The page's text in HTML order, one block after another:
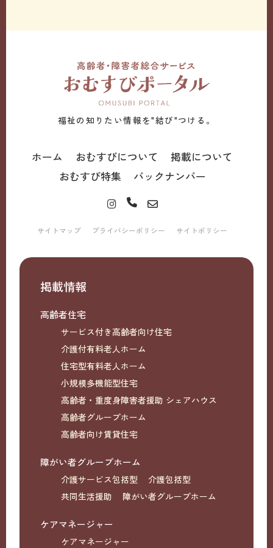
福祉の知りたい情報を"結び"つける。
ホーム おむすびについて
掲載について
おむすび特集
バックナンバー
サイトマップ プライバシーポリシー サイトポリシー
掲載情報
高齢者住宅
サービス付き高齢者向け住宅
介護付有料老人ホーム
住宅型有料老人ホーム
小規模多機能型住宅
高齢者・重度身障害者援助 シェアハウス
高齢者グループホーム
高齢者向け賃貸住宅
障がい者グループホーム
介護サービス包括型
介護包括型
共同生活援助
障がい者グループホーム
ケアマネージャー
ケアマネージャー